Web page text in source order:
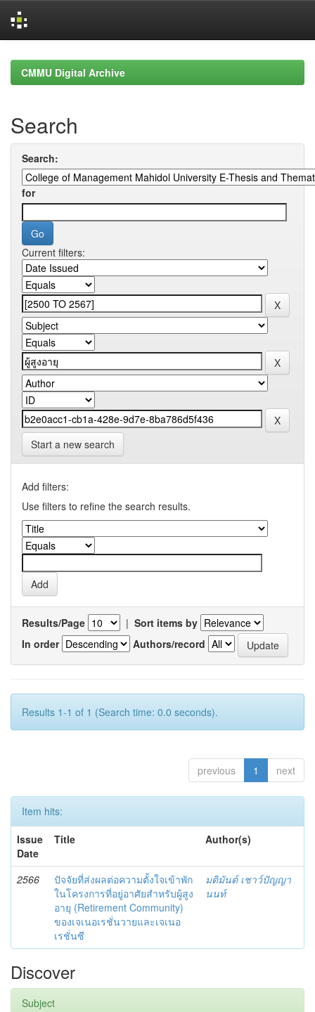
navigationCMMU Digital Archive
Search
Search:
for
Current filters:
Start a new search
Add filters:
Use filters to refine the search results.
Results/Page | Sort items by
In order
Authors/record
Results 1-1 of 1 (Search time: 0.0 seconds).
previous 1 next
Item hits:
Issue
Date
Title Author(s)
2566
ปัจจัยที่ส่งผลต่อความตั้งใจเข้าพัก
ในโครงการที่อยู่อาศัยสำหรับผู้สูง
อายุ (Retirement Community)
ของเจเนอเรชั่นวายและเจเนอ
เรชั่นซี
มติมันต์ เชาว์ปัญญา
นนท์
Discover
Subject